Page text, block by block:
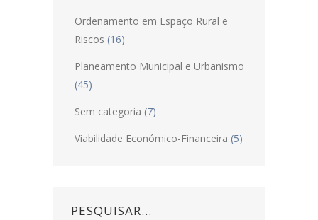
Ordenamento em Espaço Rural e
Riscos (16)
Planeamento Municipal e Urbanismo
(45)
Sem categoria (7)
Viabilidade Económico-Financeira (5)
PESQUISAR…